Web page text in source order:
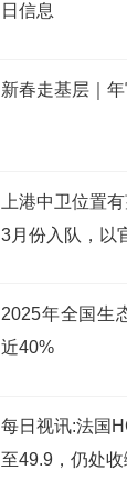
日信息
新春走基层｜
上港中卫位置
3月份入队，以
2025年全国生
近40%
每日视讯:法国
至49.9，仍处